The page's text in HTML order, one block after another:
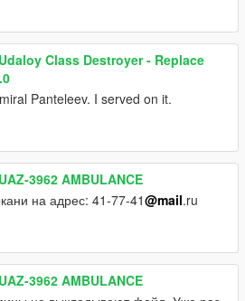
Udaloy Class Destroyer - Replace
Panteleev. I served on it.
UAZ-3962 AMBULANCE
на адрес: 41-77-41@mail.ru
UAZ-3962 AMBULANCE